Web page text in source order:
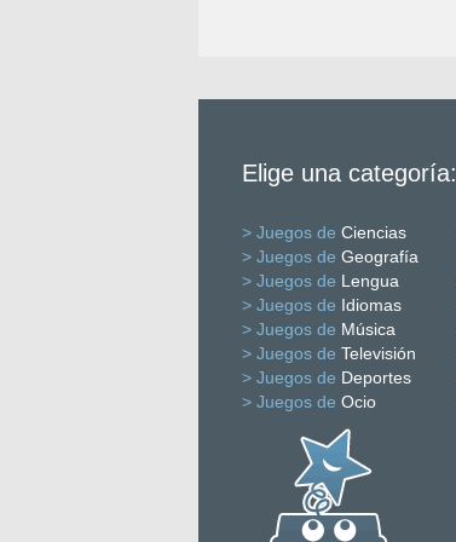
Elige una categoría:
> Juegos de Ciencias
> Juegos de Geografía
> Juegos de Lengua
> Juegos de Idiomas
> Juegos de Música
> Juegos de Televisión
> Juegos de Deportes
> Juegos de Ocio